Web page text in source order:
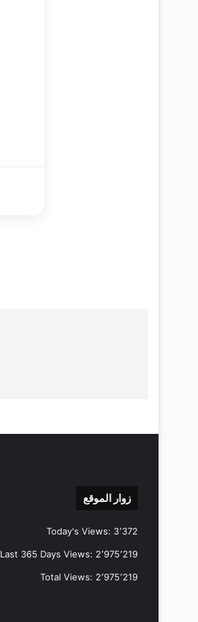
زوار الموقع
Today's Views: 3٬372
Last 365 Days Views: 2٬975٬219
Total Views: 2٬975٬219